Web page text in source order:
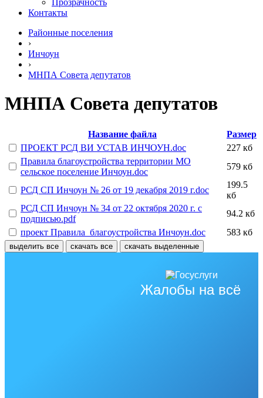
Прозрачность
Контакты
Районные поселения
›
Инчоун
›
МНПА Совета депутатов
МНПА Совета депутатов
Название файла
Размер
ПРОЕКТ РСД ВИ УСТАВ ИНЧОУН.doc
227 кб
Правила благоустройства территории МО
сельское поселение Инчоун.doc
579 кб
РСД СП Инчоун № 26 от 19 декабря 2019 г.doc
199.5
кб
РСД СП Инчоун № 34 от 22 октября 2020 г. с
подписью.pdf
94.2 кб
проект Правила_благоустройства Инчоун.doc
583 кб
выделить все скачать все скачать выделенные
Жалобы на всё